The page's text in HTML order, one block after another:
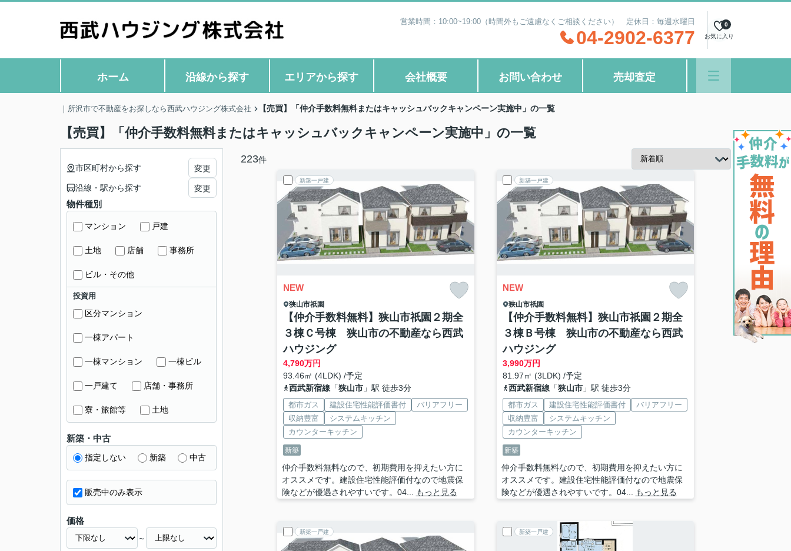
営業時間：10:00~19:00（時間外もご遠慮なくご相談ください） 定休日：毎週水曜日
04-2902-6377 お気に入り
0
ホーム 沿線から探す エリアから探す 会社概要 お問い合わせ 売却査定
｜所沢市で不動産をお探しなら西武ハウジング株式会社 【売買】「仲介手数料無料またはキャッシュバックキャンペーン実施中」の一覧
【売買】「仲介手数料無料またはキャッシュバックキャンペーン実施中」の一覧
223件
新築一戸建
NEW
狭山市祇園
【仲介手数料無料】狭山市祇園２期全
３棟Ｃ号棟 狭山市の不動産なら西武
ハウジング
4,790万円
93.46㎡ (4LDK) /予定
西武新宿線「狭山市」駅 徒歩3分
都市ガス 建設住宅性能評価書付
バリアフリー
収納豊富
システムキッチン
カウンターキッチン
新築
仲介手数料無料なので、初期費用を抑えたい方に
オススメです。建設住宅性能評価付なので地震保
険などが優遇されやすいです。04...
もっと見る
新築一戸建
NEW
狭山市祇園
【仲介手数料無料】狭山市祇園２期全
３棟Ｂ号棟 狭山市の不動産なら西武
ハウジング
3,990万円
81.97㎡ (3LDK) /予定
西武新宿線「狭山市」駅 徒歩3分
都市ガス 建設住宅性能評価書付
バリアフリー
収納豊富
システムキッチン
カウンターキッチン
新築
仲介手数料無料なので、初期費用を抑えたい方に
オススメです。建設住宅性能評価付なので地震保
険などが優遇されやすいです。04...
もっと見る
新築一戸建 新築一戸建
市区町村から探す 変更
沿線・駅から探す 変更
物件種別
マンション 戸建
土地 店舗 事務所
ビル・その他
投資用
区分マンション
一棟アパート
一棟マンション 一棟ビル
一戸建て 店舗・事務所
寮・旅館等 土地
新築・中古
指定しない 新築 中古
販売中のみ表示
価格
～